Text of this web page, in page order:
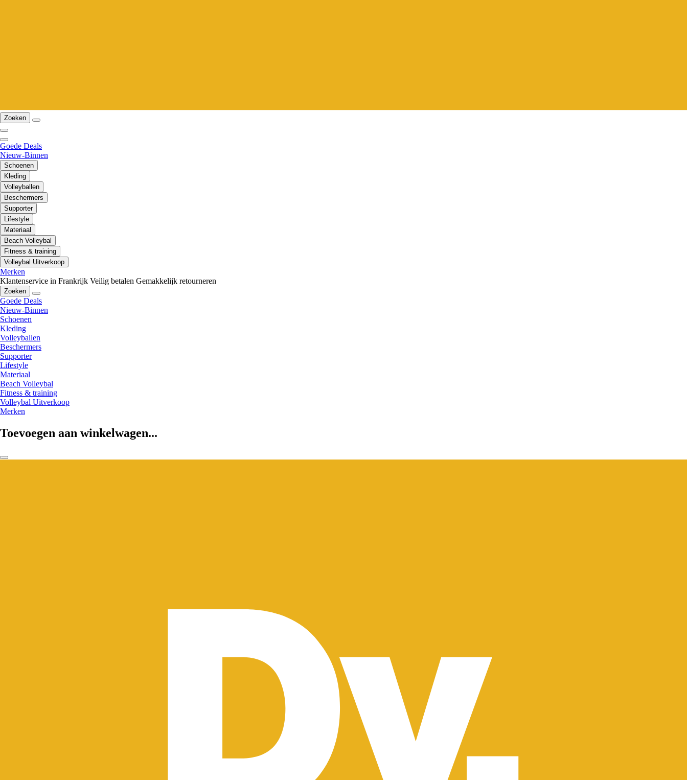
Zoeken
Goede Deals
Nieuw-Binnen
Schoenen
Kleding
Volleyballen
Beschermers
Supporter
Lifestyle
Materiaal
Beach Volleybal
Fitness & training
Volleybal Uitverkoop
Merken
Klantenservice in Frankrijk Veilig betalen Gemakkelijk retourneren
Zoeken
Goede Deals
Nieuw-Binnen
Schoenen
Kleding
Volleyballen
Beschermers
Supporter
Lifestyle
Materiaal
Beach Volleybal
Fitness & training
Volleybal Uitverkoop
Merken
Toevoegen aan winkelwagen...